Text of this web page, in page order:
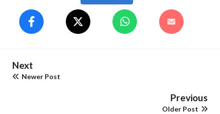
Next
Newer Post
Previous
Older Post